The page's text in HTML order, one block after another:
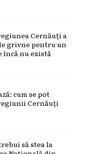
Cernăuți a
grivne pentru un
încă nu există
cum se pot
Cernăuți
să stea la